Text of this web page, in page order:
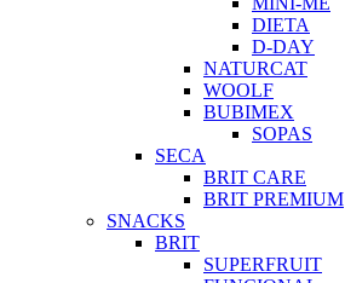
DIETA
D-DAY
NATURCAT
WOOLF
BUBIMEX
SOPAS
SECA
BRIT CARE
BRIT PREMIUM
SNACKS
BRIT
SUPERFRUIT